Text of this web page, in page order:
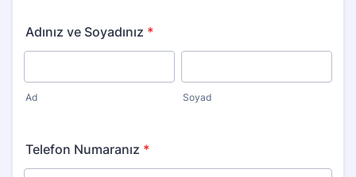
Adınız ve Soyadınız *
Ad Soyad
Telefon Numaranız *